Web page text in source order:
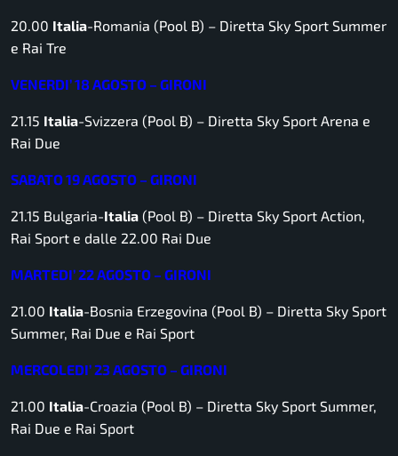
20.00 Italia-Romania (Pool B) – Diretta Sky Sport Summer
e Rai Tre
VENERDI’ 18 AGOSTO – GIRONI
21.15 Italia-Svizzera (Pool B) – Diretta Sky Sport Arena e
Rai Due
SABATO 19 AGOSTO – GIRONI
21.15 Bulgaria-Italia (Pool B) – Diretta Sky Sport Action,
Rai Sport e dalle 22.00 Rai Due
MARTEDI’ 22 AGOSTO – GIRONI
21.00 Italia-Bosnia Erzegovina (Pool B) – Diretta Sky Sport
Summer, Rai Due e Rai Sport
MERCOLEDI’ 23 AGOSTO – GIRONI
21.00 Italia-Croazia (Pool B) – Diretta Sky Sport Summer,
Rai Due e Rai Sport